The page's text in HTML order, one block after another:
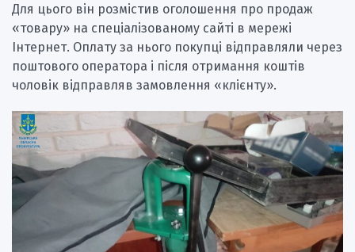
Для цього він розмістив оголошення про продаж
«товару» на спеціалізованому сайті в мережі
Інтернет. Оплату за нього покупці відправляли через
поштового оператора і після отримання коштів
чоловік відправляв замовлення «клієнту».